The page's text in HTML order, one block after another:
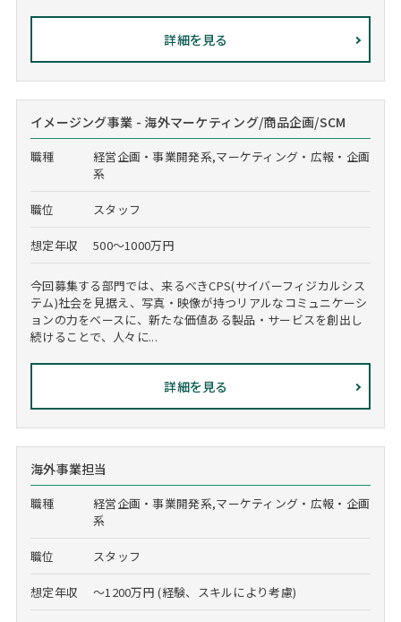
詳細を見る
イメージング事業 - 海外マーケティング/商品企画/SCM
職種
経営企画・事業開発系,マーケティング・広報・企画
系
職位 スタッフ
想定年収 500～1000万円
今回募集する部門では、来るべきCPS(サイバーフィジカルシス
テム)社会を見据え、写真・映像が持つリアルなコミュニケーシ
ョンの力をベースに、新たな価値ある製品・サービスを創出し
続けることで、人々に...
詳細を見る
海外事業担当
職種
経営企画・事業開発系,マーケティング・広報・企画
系
職位 スタッフ
想定年収 ～1200万円 (経験、スキルにより考慮)